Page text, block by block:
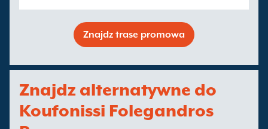
Znajdz trase promowa
Znajdz alternatywne do
Koufonissi Folegandros